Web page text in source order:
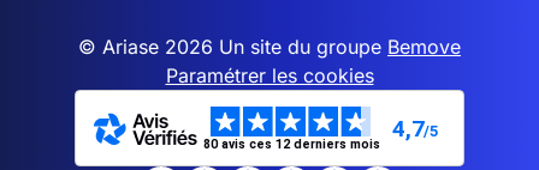
© Ariase 2026 Un site du groupe Bemove
Paramétrer les cookies
80 avis ces 12 derniers mois
4,7/5